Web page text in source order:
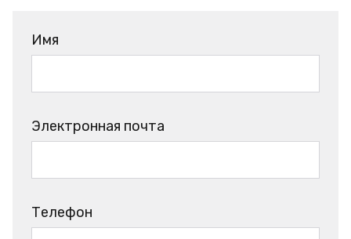
Имя
Электронная почта
Телефон